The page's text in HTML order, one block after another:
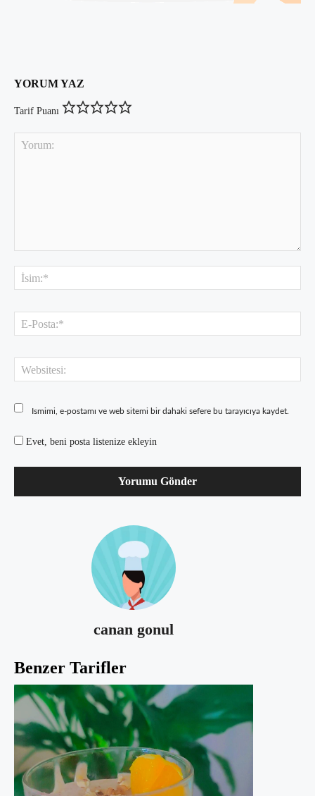
YORUM YAZ
Tarif Puanı
Ismimi, e-postamı ve web sitemi bir dahaki sefere bu tarayıcıya kaydet.
Evet, beni posta listenize ekleyin
canan gonul
Benzer Tarifler